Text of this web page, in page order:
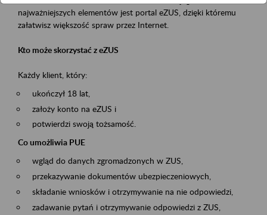
najważniejszych elementów jest portal eZUS, dzięki któremu
załatwisz większość spraw przez Internet.
Kto może skorzystać z eZUS
Każdy klient, który:
ukończył 18 lat,
założy konto na eZUS i
potwierdzi swoją tożsamość.
Co umożliwia PUE
wgląd do danych zgromadzonych w ZUS,
przekazywanie dokumentów ubezpieczeniowych,
składanie wniosków i otrzymywanie na nie odpowiedzi,
zadawanie pytań i otrzymywanie odpowiedzi z ZUS,